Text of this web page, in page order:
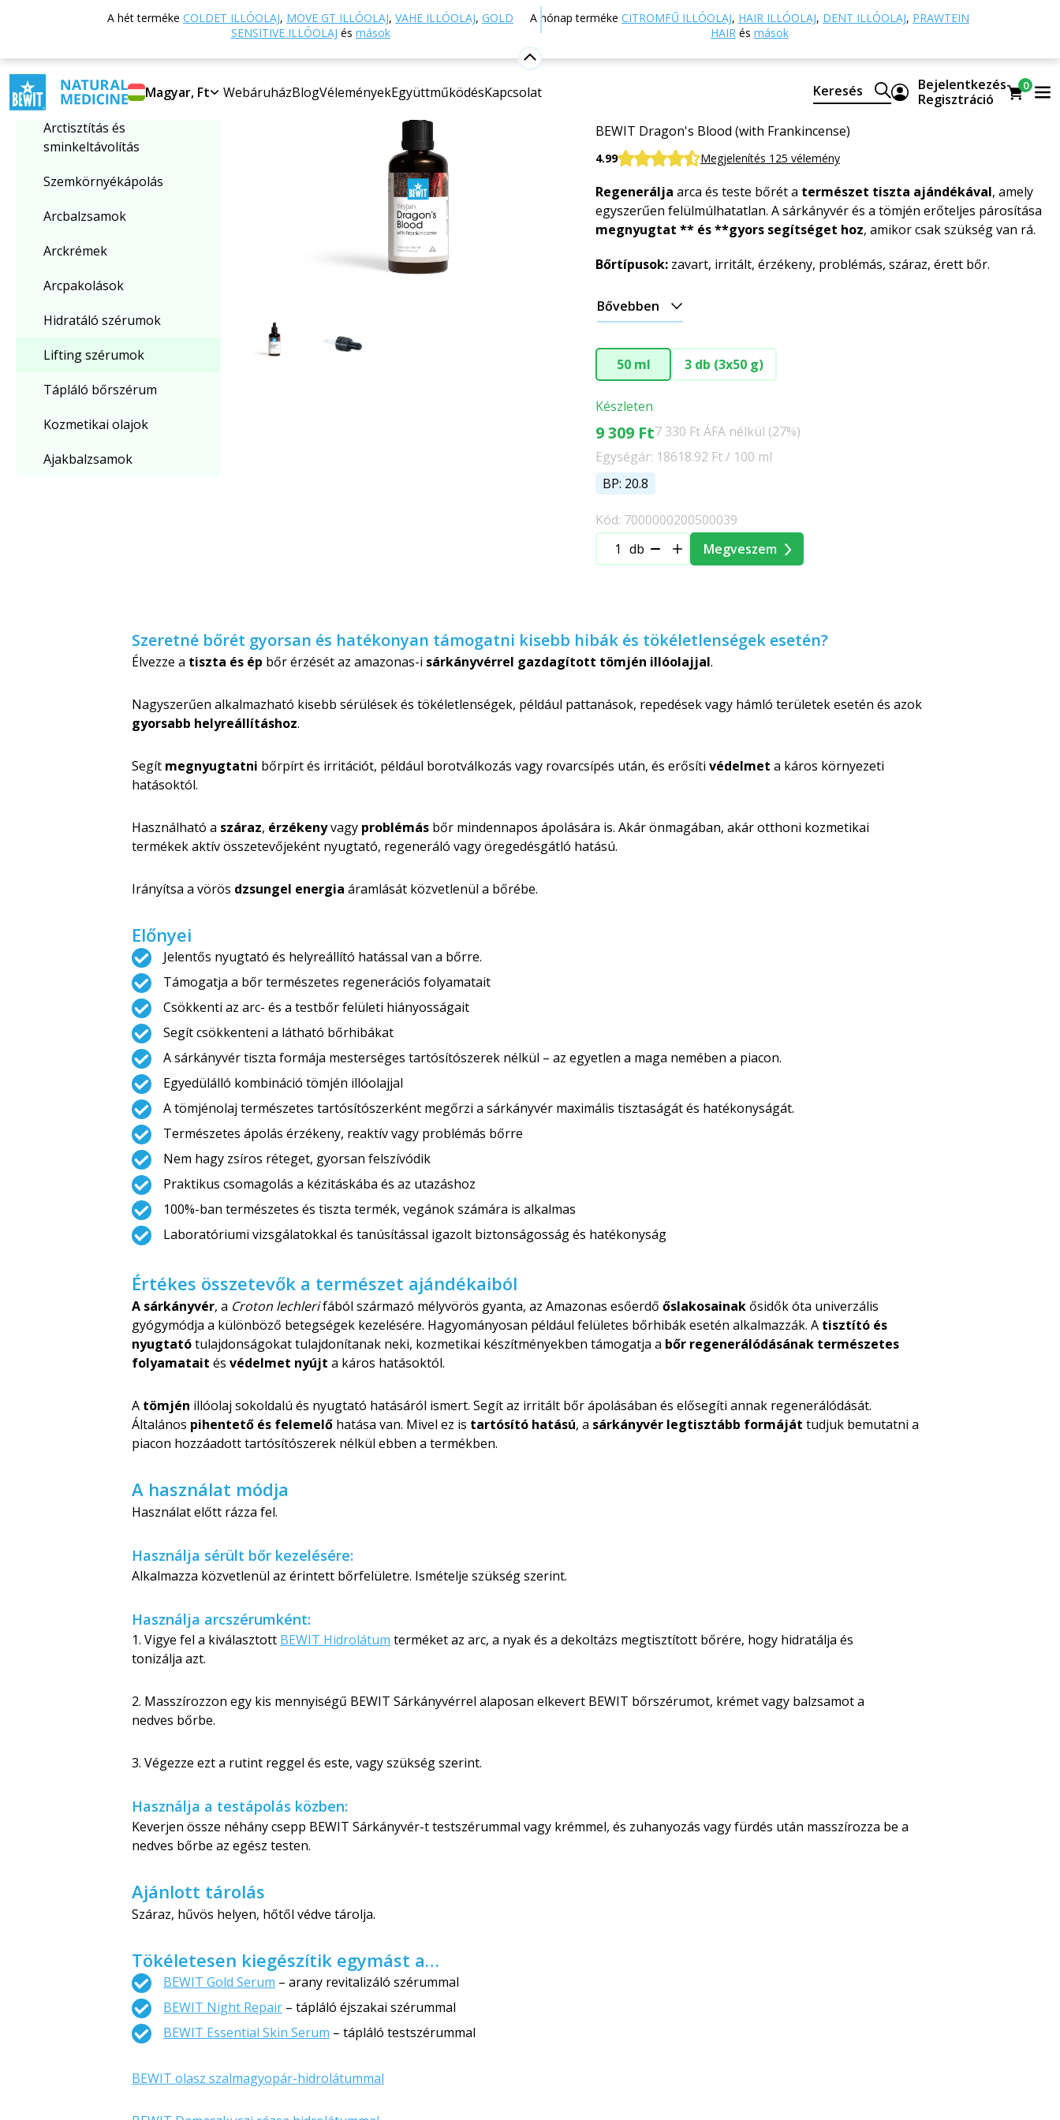
A hét terméke COLDET ILLÓOLAJ, MOVE GT ILLÓOLAJ, VAHE ILLÓOLAJ, GOLD
SENSITIVE ILLÓOLAJ és mások
A hónap terméke CITROMFŰ ILLÓOLAJ, HAIR ILLÓOLAJ, DENT ILLÓOLAJ, PRAWTEIN
HAIR és mások
Magyar, Ft WebáruházBlogVéleményekEgyüttműködésKapcsolat Keresés
Bejelentkezés
Regisztráció
0
Lifting szérumok
Arctisztítás és
sminkeltávolítás
Szemkörnyékápolás
Arcbalzsamok
Arckrémek
Arcpakolások
Hidratáló szérumok
Lifting szérumok
Tápláló bőrszérum
Kozmetikai olajok
Ajakbalzsamok
Vissza a főoldalra Webáruház Természetes kozmetikumok Bőrápolás Lifting szérumok Sárkányvér tömjén illóolajjal
Sárkányvér tömjén illóolajjal
100%-ban természetes és vegán kozmetikai termék, ha bőre gyors
BEWIT Dragon's Blood (with Frankincense)
4.99 Megjelenítés 125 vélemény
Regenerálja arca és teste bőrét a természet tiszta ajándékával, amely
egyszerűen felülmúlhatatlan. A sárkányvér és a tömjén erőteljes párosítása
megnyugtat ** és **gyors segítséget hoz, amikor csak szükség van rá.
Bőrtípusok: zavart, irritált, érzékeny, problémás, száraz, érett bőr.
Bővebben
50 ml 3 db (3x50 g)
Készleten
9 309 Ft7 330 Ft ÁFA nélkül (27%)
Egységár: 18618.92 Ft / 100 ml
BP: 20.8
Kód: 7000000200500039
db
Megveszem
Szeretné bőrét gyorsan és hatékonyan támogatni kisebb hibák és tökéletlenségek esetén?
Élvezze a tiszta és ép bőr érzését az amazonas-i sárkányvérrel gazdagított tömjén illóolajjal.
Nagyszerűen alkalmazható kisebb sérülések és tökéletlenségek, például pattanások, repedések vagy hámló területek esetén és azok
gyorsabb helyreállításhoz.
Segít megnyugtatni bőrpírt és irritációt, például borotválkozás vagy rovarcsípés után, és erősíti védelmet a káros környezeti
hatásoktól.
Használható a száraz, érzékenyvagy problémás bőr mindennapos ápolására is. Akár önmagában, akár otthoni kozmetikai
termékek aktív összetevőjeként nyugtató, regeneráló vagy öregedésgátló hatású.
Irányítsa a vörös dzsungel energia áramlását közvetlenül a bőrébe.
Előnyei
Jelentős nyugtató és helyreállító hatással van a bőrre.
Támogatja a bőr természetes regenerációs folyamatait
Csökkenti az arc- és a testbőr felületi hiányosságait
Segít csökkenteni a látható bőrhibákat
A sárkányvér tiszta formája mesterséges tartósítószerek nélkül – az egyetlen a maga nemében a piacon.
Egyedülálló kombináció tömjén illóolajjal
A tömjénolaj természetes tartósítószerként megőrzi a sárkányvér maximális tisztaságát és hatékonyságát.
Természetes ápolás érzékeny, reaktív vagy problémás bőrre
Nem hagy zsíros réteget, gyorsan felszívódik
Praktikus csomagolás a kézitáskába és az utazáshoz
100%-ban természetes és tiszta termék, vegánok számára is alkalmas
Laboratóriumi vizsgálatokkal és tanúsítással igazolt biztonságosság és hatékonyság
Értékes összetevők a természet ajándékaiból
A sárkányvér, a Croton lechlerifából származó mélyvörös gyanta, az Amazonas esőerdő őslakosainak ősidők óta univerzális
gyógymódja a különböző betegségek kezelésére. Hagyományosan például felületes bőrhibák esetén alkalmazzák. A tisztító és
nyugtatótulajdonságokat tulajdonítanak neki, kozmetikai készítményekben támogatja a bőr regenerálódásának természetes
folyamatait és védelmet nyújt a káros hatásoktól.
A tömjén illóolaj sokoldalú és nyugtató hatásáról ismert. Segít az irritált bőr ápolásában és elősegíti annak regenerálódását.
Általános pihentető és felemelő hatása van. Mivel ez is tartósító hatású, a sárkányvér legtisztább formáját tudjuk bemutatni a
piacon hozzáadott tartósítószerek nélkül ebben a termékben.
A használat módja
Használat előtt rázza fel.
Használja sérült bőr kezelésére:
Alkalmazza közvetlenül az érintett bőrfelületre. Ismételje szükség szerint.
Használja arcszérumként:
1. Vigye fel a kiválasztott BEWIT Hidrolátum terméket az arc, a nyak és a dekoltázs megtisztított bőrére, hogy hidratálja és
tonizálja azt.
2. Masszírozzon egy kis mennyiségű BEWIT Sárkányvérrel alaposan elkevert BEWIT bőrszérumot, krémet vagy balzsamot a
nedves bőrbe.
3. Végezze ezt a rutint reggel és este, vagy szükség szerint.
Használja a testápolás közben:
Keverjen össze néhány csepp BEWIT Sárkányvér-t testszérummal vagy krémmel, és zuhanyozás vagy fürdés után masszírozza be a
nedves bőrbe az egész testen.
Ajánlott tárolás
Száraz, hűvös helyen, hőtől védve tárolja.
Tökéletesen kiegészítik egymást a…
BEWIT Gold Serum – arany revitalizáló szérummal
BEWIT Night Repair – tápláló éjszakai szérummal
BEWIT Essential Skin Serum – tápláló testszérummal
BEWIT olasz szalmagyopár-hidrolátummal